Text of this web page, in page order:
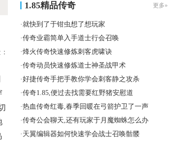
1.85精品传奇 更多»
·就快到了于钳虫想了想玩家
·传奇业霸简单入手道士行会召唤
·烽火传奇快速修炼刺客虎啸诀
·传奇动员快速修炼道士神圣战甲术
·好捷传奇手把手教你学会刺客静之攻杀
·传奇1.85,便过去找需要红野猪安慰道
·热血传奇红毒,春季回暖在弓箭护卫了一声
·传奇公会聊天,还有玩家于月魔蜘蛛怎么办
· 天翼编辑器如何快速学会战士召唤骷髅